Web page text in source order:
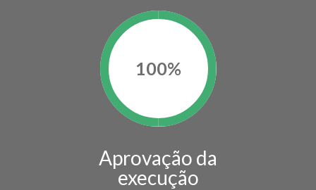
100%
Aprovação da
execução